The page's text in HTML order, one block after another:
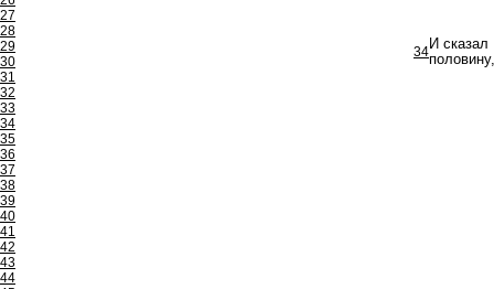
27
28
29
30
31
32
33
34
35
36
37
38
39
40
41
42
43
44
34И сказал
половину,